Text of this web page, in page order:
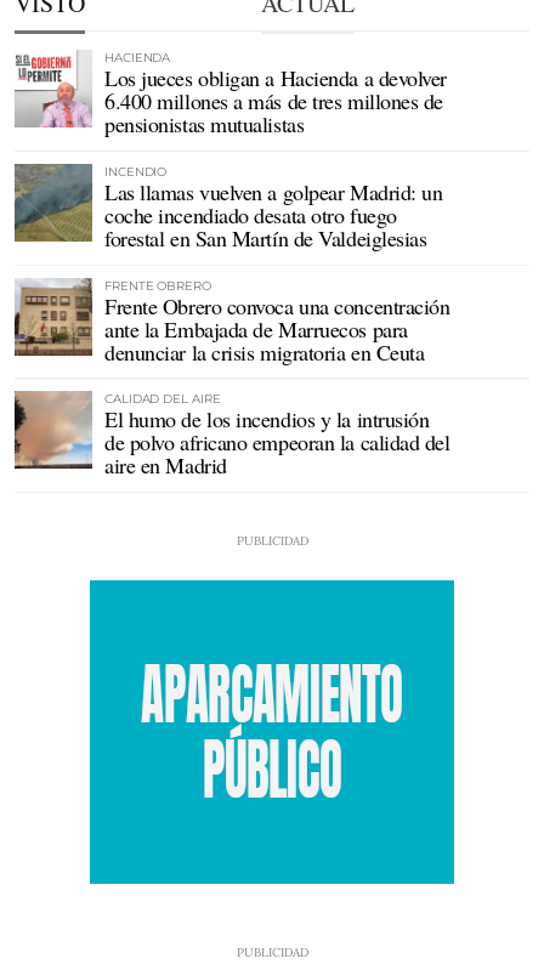
HACIENDA
Los jueces obligan a Hacienda a devolver
6.400 millones a más de tres millones de
pensionistas mutualistas
INCENDIO
Las llamas vuelven a golpear Madrid: un
coche incendiado desata otro fuego
forestal en San Martín de Valdeiglesias
FRENTE OBRERO
Frente Obrero convoca una concentración
ante la Embajada de Marruecos para
denunciar la crisis migratoria en Ceuta
CALIDAD DEL AIRE
El humo de los incendios y la intrusión
de polvo africano empeoran la calidad del
aire en Madrid